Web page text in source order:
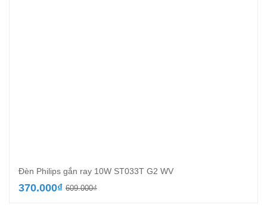
Đèn Philips gắn ray 10W ST033T G2 WV
609.000₫Giá
370.000₫
Giá